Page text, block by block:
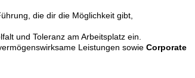
die dir die Möglichkeit gibt,
und Toleranz am Arbeitsplatz ein.
Leistungen sowie Corporate